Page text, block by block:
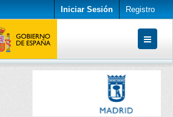
Iniciar Sesión Registro